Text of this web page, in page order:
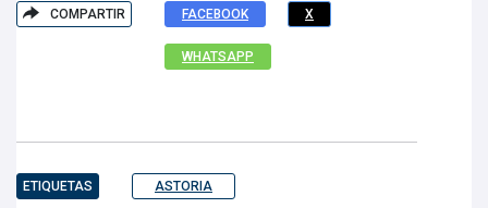
COMPARTIR FACEBOOK X
WHATSAPP
ETIQUETAS ASTORIA